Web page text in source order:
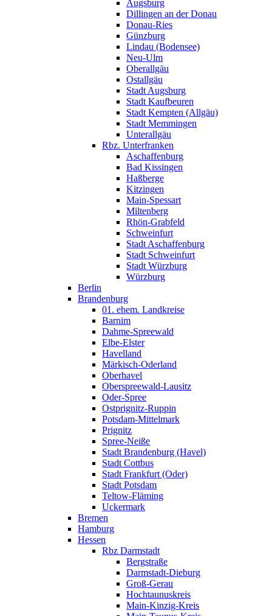
Augsburg
Dillingen an der Donau
Donau-Ries
Günzburg
Lindau (Bodensee)
Neu-Ulm
Oberallgäu
Ostallgäu
Stadt Augsburg
Stadt Kaufbeuren
Stadt Kempten (Allgäu)
Stadt Memmingen
Unterallgäu
Rbz. Unterfranken
Aschaffenburg
Bad Kissingen
Haßberge
Kitzingen
Main-Spessart
Miltenberg
Rhön-Grabfeld
Schweinfurt
Stadt Aschaffenburg
Stadt Schweinfurt
Stadt Würzburg
Würzburg
Berlin
Brandenburg
01. ehem. Landkreise
Barnim
Dahme-Spreewald
Elbe-Elster
Havelland
Märkisch-Oderland
Oberhavel
Oberspreewald-Lausitz
Oder-Spree
Ostprignitz-Ruppin
Potsdam-Mittelmark
Prignitz
Spree-Neiße
Stadt Brandenburg (Havel)
Stadt Cottbus
Stadt Frankfurt (Oder)
Stadt Potsdam
Teltow-Fläming
Uckermark
Bremen
Hamburg
Hessen
Rbz Darmstadt
Bergstraße
Darmstadt-Dieburg
Groß-Gerau
Hochtaunuskreis
Main-Kinzig-Kreis